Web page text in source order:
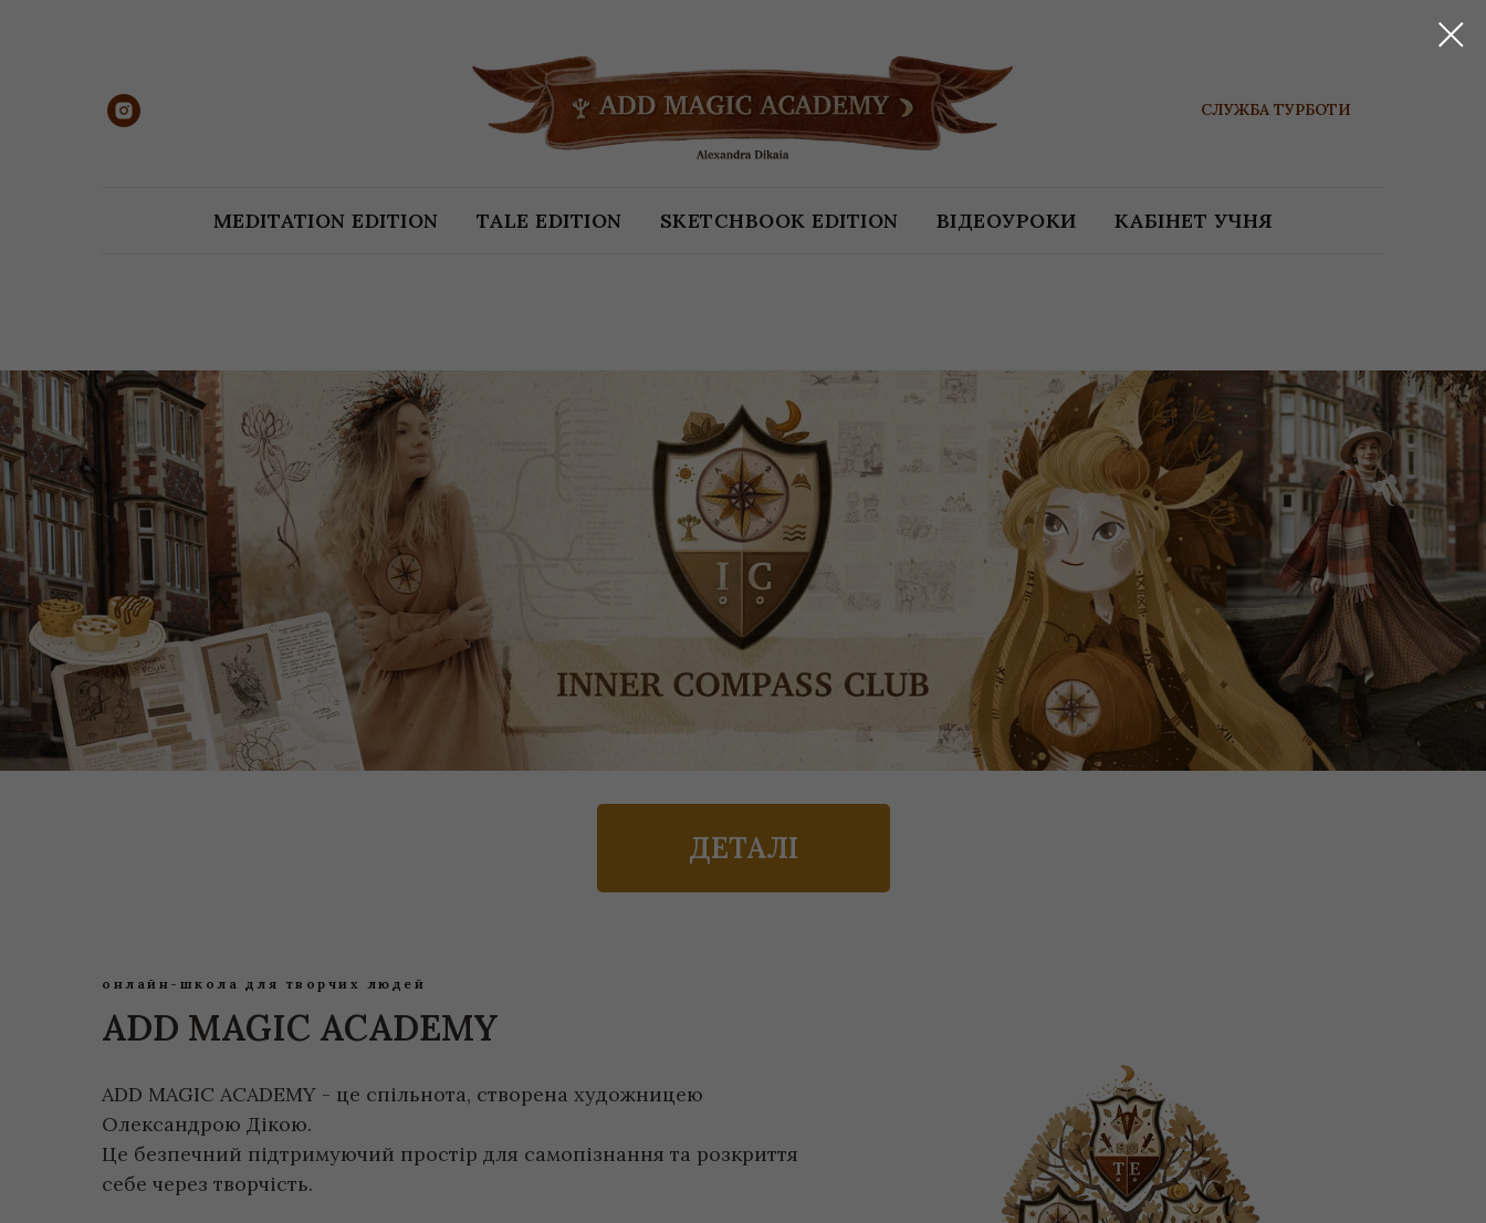
СЛУЖБА ТУРБОТИ
MEDITATION EDITION TALE EDITION SKETCHBOOK EDITION ВІДЕОУРОКИ КАБІНЕТ УЧНЯ
ДЕТАЛІ
онлайн-школа для творчих людей
ADD MAGIC ACADEMY
ADD MAGIC ACADEMY - це спільнота, створена художницею
Олександрою Дікою.
Це безпечний підтримуючий простір для самопізнання та розкриття
себе через творчість.